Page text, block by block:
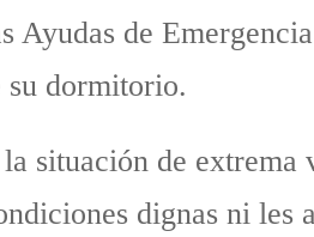
Ayudas de
su dormitorio.
situación de extrema
dignas ni les